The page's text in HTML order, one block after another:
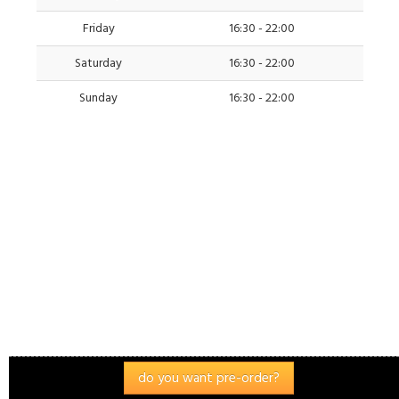
Tortellini +0.57 $
Dips
Cream sauce (cup) +4.59 $
(12.00 €)
Friday
16:30 - 22:00
Saturday
16:30 - 22:00
Sunday
16:30 - 22:00